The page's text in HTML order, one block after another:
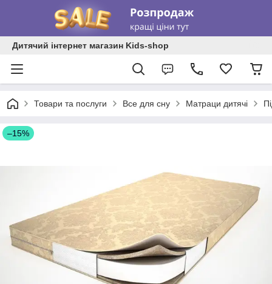
Дитячий інтернет магазин Kids-shop
Товари та послуги Все для сну Матраци дитячі
–15%